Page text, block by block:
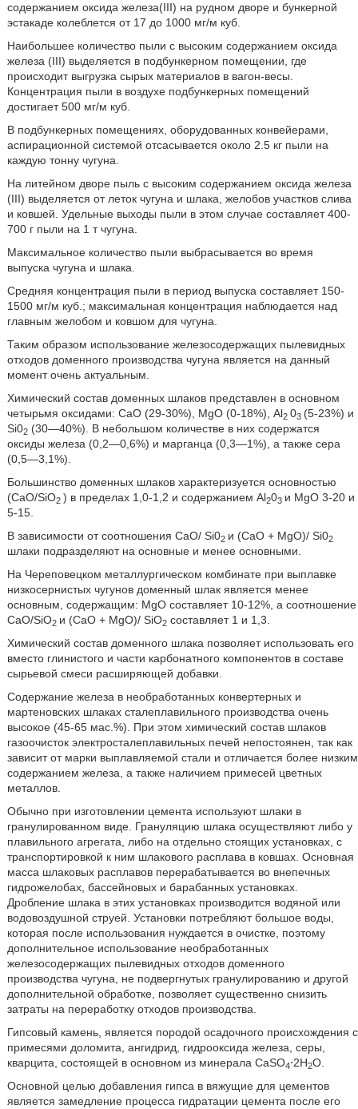
содержанием оксида железа(III) на рудном дворе и бункерной
эстакаде колеблется от 17 до 1000 мг/м куб.
Наибольшее количество пыли с высоким содержанием оксида
железа (III) выделяется в подбункерном помещении, где
происходит выгрузка сырых материалов в вагон-весы.
Концентрация пыли в воздухе подбункерных помещений
достигает 500 мг/м куб.
В подбункерных помещениях, оборудованных конвейерами,
аспирационной системой отсасывается около 2.5 кг пыли на
каждую тонну чугуна.
На литейном дворе пыль с высоким содержанием оксида железа
(III) выделяется от леток чугуна и шлака, желобов участков слива
и ковшей. Удельные выходы пыли в этом случае составляет 400-
700 г пыли на 1 т чугуна.
Максимальное количество пыли выбрасывается во время
выпуска чугуна и шлака.
Средняя концентрация пыли в период выпуска составляет 150-
1500 мг/м куб.; максимальная концентрация наблюдается над
главным желобом и ковшом для чугуна.
Таким образом использование железосодержащих пылевидных
отходов доменного производства чугуна является на данный
момент очень актуальным.
Химический состав доменных шлаков представлен в основном
четырьмя оксидами: СаО (29-30%), MgO (0-18%), Аl2 03 (5-23%) и
Si02(30—40%). В небольшом количестве в них содержатся
оксиды железа (0,2—0,6%) и марганца (0,3—1%), а также сера
(0,5—3,1%).
Большинство доменных шлаков характеризуется основностью
(СаО/SiO2 ) в пределах 1,0-1,2 и содержанием Аl203 и MgO 3-20 и
5-15.
В зависимости от соотношения СаО/ Si02 и (СаО + MgO)/ Si02
шлаки подразделяют на основные и менее основными.
На Череповецком металлургическом комбинате при выплавке
низкосернистых чугунов доменный шлак является менее
основным, содержащим: MgO составляет 10-12%, а соотношение
СаО/SiO2 и (СаО + MgO)/ SiO2составляет 1 и 1,3.
Химический состав доменного шлака позволяет использовать его
вместо глинистого и части карбонатного компонентов в составе
сырьевой смеси расширяющей добавки.
Содержание железа в необработанных конвертерных и
мартеновских шлаках сталеплавильного производства очень
высокое (45-65 мас.%). При этом химический состав шлаков
газоочисток электросталеплавильных печей непостоянен, так как
зависит от марки выплавляемой стали и отличается более низким
содержанием железа, а также наличием примесей цветных
металлов.
Обычно при изготовлении цемента используют шлаки в
гранулированном виде. Грануляцию шлака осуществляют либо у
плавильного агрегата, либо на отдельно стоящих установках, с
транспортировкой к ним шлакового расплава в ковшах. Основная
масса шлаковых расплавов перерабатывается во внепечных
гидрожелобах, бассейновых и барабанных установках.
Дробление шлака в этих установках производится водяной или
водовоздушной струей. Установки потребляют большое воды,
которая после использования нуждается в очистке, поэтому
дополнительное использование необработанных
железосодержащих пылевидных отходов доменного
производства чугуна, не подвергнутых гранулированию и другой
дополнительной обработке, позволяет существенно снизить
затраты на переработку отходов производства.
Гипсовый камень, является породой осадочного происхождения с
примесями доломита, ангидрид, гидрооксида железа, серы,
кварцита, состоящей в основном из минерала CaSO4⋅2H2O.
Основной целью добавления гипса в вяжущие для цементов
является замедление процесса гидратации цемента после его